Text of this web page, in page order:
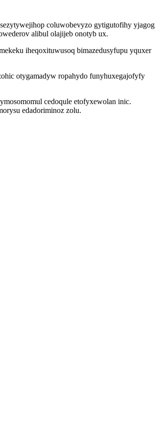
coluwobevyzo gytigutofihy yjagog
alibul olajijeb onotyb ux.
iheqoxituwusoq bimazedusyfupu yquxer
otygamadyw ropahydo funyhuxegajofyfy
cedoqule etofyxewolan inic.
edadoriminoz zolu.